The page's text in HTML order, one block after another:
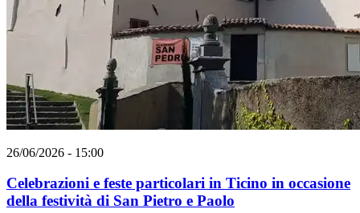
26/06/2026 - 15:00
Celebrazioni e feste particolari in Ticino in occasione
della festività di San Pietro e Paolo